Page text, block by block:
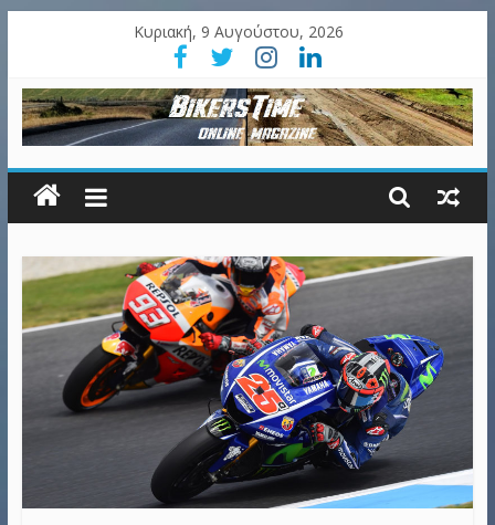
Κυριακή, 9 Αυγούστου, 2026